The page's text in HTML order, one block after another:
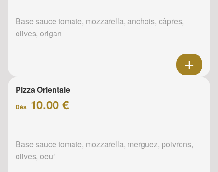
Base sauce tomate, mozzarella, anchois, câpres,
olives, origan
Pizza Orientale
Dès 10.00 €
Base sauce tomate, mozzarella, merguez, poivrons,
olives, oeuf